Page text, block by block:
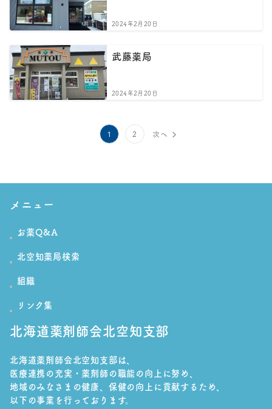
2024年2月20日
武藤薬局
2024年2月20日
ジ
送
り
1 2 次へ
メニュー
お薬Q&A
北空知薬局検索
組織
リンク集
北海道薬剤師会北空知支部
北海道薬剤師会北空知支部は、
医療連携の充実・薬剤師の職能の向上に努め、
地域のみなさまの健康、保健の向上に貢献するため、
以下の事業を行っております。